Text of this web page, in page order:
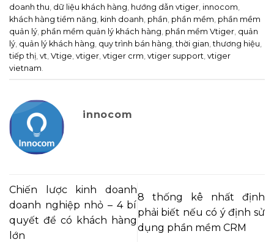
doanh thu dữ liệu khách hàng hướng dẫn vtiger innocom
khách hàng tiềm năng kinh doanh phần phần mềm phần mềm
quản lý phần mềm quản lý khách hàng phần mềm Vtiger quản
lý quản lý khách hàng quy trình bán hàng ,thời gian ,thương hiệu
tiếp thị vt Vtige vtiger vtiger crm vtiger support vtiger
vietnam
innocom
Chiến lược kinh doanh
doanh nghiệp nhỏ – 4 bí
quyết để có khách hàng
lớn
8 thống kê nhất định
phải biết nếu có ý định sử
dụng phần mềm CRM